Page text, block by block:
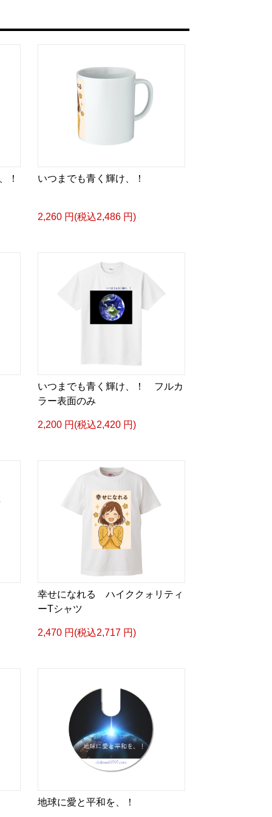
！ いつまでも青く輝け、！
2,260 円(税込2,486 円)
いつまでも青く輝け、！ フルカ
ラー表面のみ
2,200 円(税込2,420 円)
幸せになれる ハイククォリティ
ーTシャツ
2,470 円(税込2,717 円)
地球に愛と平和を、！